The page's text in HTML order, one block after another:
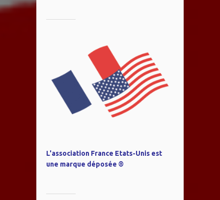
L'association France Etats-Unis est
une marque déposée ®